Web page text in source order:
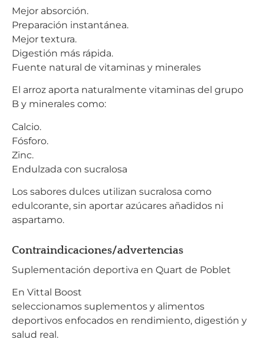
Mejor absorción.
Preparación instantánea.
Mejor textura.
Digestión más rápida.
Fuente natural de vitaminas y minerales
El arroz aporta naturalmente vitaminas del grupo
B y minerales como:
Calcio.
Fósforo.
Zinc.
Endulzada con sucralosa
Los sabores dulces utilizan sucralosa como
edulcorante, sin aportar azúcares añadidos ni
aspartamo.
Contraindicaciones/advertencias
Suplementación deportiva en Quart de Poblet
En Vittal Boost
seleccionamos suplementos y alimentos
deportivos enfocados en rendimiento, digestión y
salud real.